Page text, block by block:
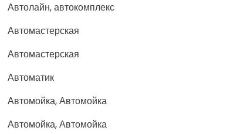
Автолайн, автокомплекс
Автомастерская
Автомастерская
Автоматик
Автомойка, Автомойка
Автомойка, Автомойка